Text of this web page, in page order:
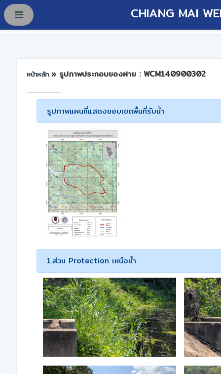
CHIANG MAI
หน้าหลัก » รูปภาพประกอบของฝาย : WCM140900302
รูปภาพแผนที่แสดงขอบเขตพื้นที่รับน้ำ
1.ส่วน Protection เหนือน้ำ